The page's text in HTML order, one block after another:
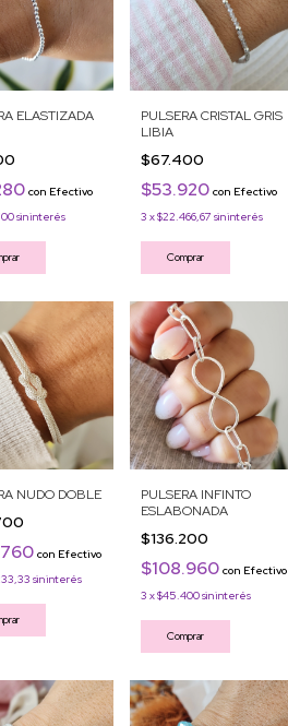
ELASTIZADA
con Efectivo
sin interés
PULSERA CRISTAL GRIS
LIBIA
$67.400
$53.920 con Efectivo
3 x$22.466,67 sin interés
Comprar
NUDO DOBLE
con Efectivo
sin interés
PULSERA INFINTO
ESLABONADA
$136.200
$108.960 con Efectivo
3 x$45.400sin interés
Comprar